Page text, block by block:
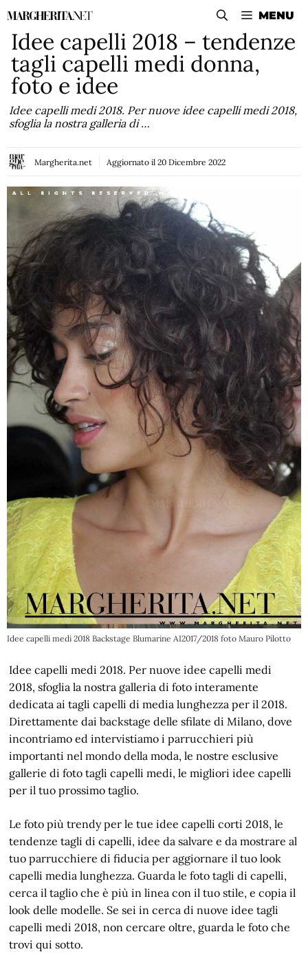
Vai
contenuto
MENU
Idee capelli 2018 – tendenze
tagli capelli medi donna,
foto e idee
Idee capelli medi 2018. Per nuove idee capelli medi 2018,
sfoglia la nostra galleria di …
Margherita.net Aggiornato il 20 Dicembre 2022
Idee capelli medi 2018 Backstage Blumarine AI2017/2018 foto Mauro Pilotto
Idee capelli medi 2018. Per nuove idee capelli medi
2018, sfoglia la nostra galleria di foto interamente
dedicata ai tagli capelli di media lunghezza per il 2018.
Direttamente dai backstage delle sfilate di Milano, dove
incontriamo ed intervistiamo i parrucchieri più
importanti nel mondo della moda, le nostre esclusive
gallerie di foto tagli capelli medi, le migliori idee capelli
per il tuo prossimo taglio.
Le foto più trendy per le tue idee capelli corti 2018, le
tendenze tagli di capelli, idee da salvare e da mostrare al
tuo parrucchiere di fiducia per aggiornare il tuo look
capelli media lunghezza. Guarda le foto tagli di capelli,
cerca il taglio che è più in linea con il tuo stile, e copia il
look delle modelle. Se sei in cerca di nuove idee tagli
capelli medi 2018, non cercare oltre, guarda le foto che
trovi qui sotto.